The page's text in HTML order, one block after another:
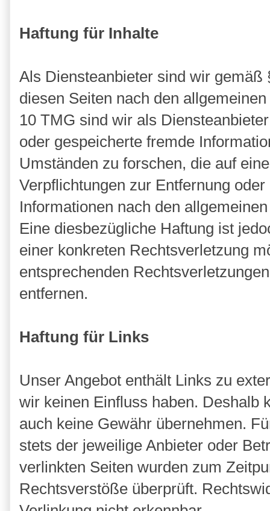
Haftung für Inhalte
Als Diensteanbieter sind wir gemäß
diesen Seiten nach den
10 TMG sind wir als
oder gespeicherte fremde
Umständen zu forschen, die auf
Verpflichtungen zur Entfernung
Informationen nach den
Eine diesbezügliche Haftung ist
einer konkreten Rechtsverletzung
entsprechenden
entfernen.
Haftung für Links
Unser Angebot enthält Links zu
wir keinen Einfluss haben. Deshalb
auch keine Gewähr übernehmen.
stets der jeweilige Anbieter oder
verlinkten Seiten wurden zum
Rechtsverstöße überprüft.